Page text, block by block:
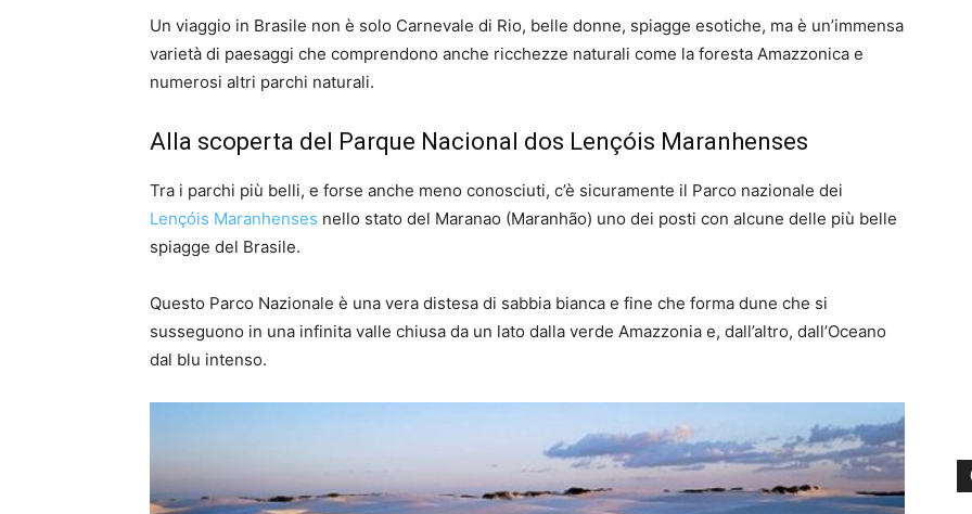
Un viaggio in Brasile non è solo Carnevale di Rio, belle donne, spiagge esotiche, ma è un’immensa
varietà di paesaggi che comprendono anche ricchezze naturali come la foresta Amazzonica e
numerosi altri parchi naturali.
Alla scoperta del Parque Nacional dos Lençóis Maranhenses
Tra i parchi più belli, e forse anche meno conosciuti, c’è sicuramente il Parco nazionale dei
Lençóis Maranhenses nello stato del Maranao (Maranhão) uno dei posti con alcune delle più belle
spiagge del Brasile.
Questo Parco Nazionale è una vera distesa di sabbia bianca e fine che forma dune che si
susseguono in una infinita valle chiusa da un lato dalla verde Amazzonia e, dall’altro, dall’Oceano
dal blu intenso.